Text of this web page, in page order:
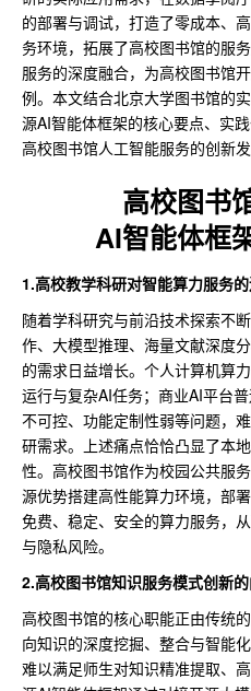
的部署与调试，打造了零成本、
务环境，拓展了高校图书馆的服
服务的深度融合，为高校图书馆
例。本文结合北京大学图书馆的
源AI智能体框架的核心要点、实
高校图书馆人工智能服务的创新发
高校图书
AI智能体框
1.高校教学科研对智能算力服务
随着学科研究与前沿技术探索不
作、大模型推理、海量文献深度
的需求日益增长。个人计算机算
运行与复杂AI任务；商业AI平台
不可控、功能定制性弱等问题，
研需求。上述痛点恰恰凸显了本
性。高校图书馆作为校园公共服
源优势搭建高性能算力环境，部
免费、稳定、安全的算力服务，
与隐私风险。
2.高校图书馆知识服务模式创新
高校图书馆的核心职能正由传统
向知识的深度挖掘、整合与智能
难以满足师生对知识精准提取、